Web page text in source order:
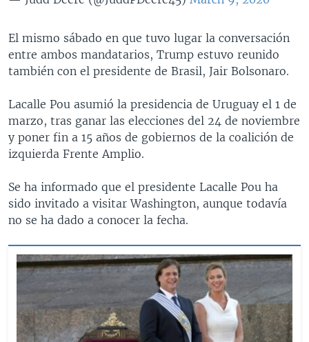
El mismo sábado en que tuvo lugar la conversación
entre ambos mandatarios, Trump estuvo reunido
también con el presidente de Brasil, Jair Bolsonaro.
Lacalle Pou asumió la presidencia de Uruguay el 1 de
marzo, tras ganar las elecciones del 24 de noviembre
y poner fin a 15 años de gobiernos de la coalición de
izquierda Frente Amplio.
Se ha informado que el presidente Lacalle Pou ha
sido invitado a visitar Washington, aunque todavía
no se ha dado a conocer la fecha.